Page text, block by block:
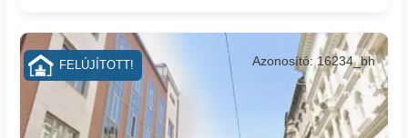
Azonosító: 16234_bh
FELÚJÍTOTT!